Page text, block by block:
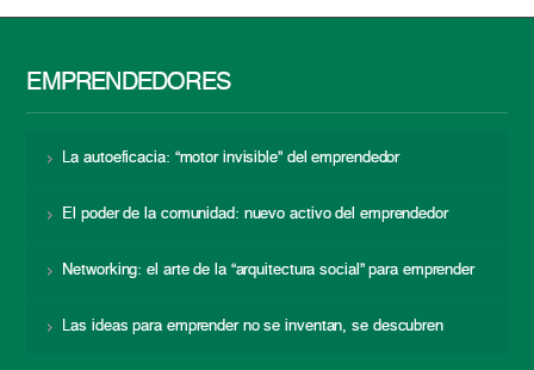
EMPRENDEDORES
La autoeficacia: “motor invisible” del emprendedor
El poder de la comunidad: nuevo activo del emprendedor
Networking: el arte de la “arquitectura social” para emprender
Las ideas para emprender no se inventan, se descubren